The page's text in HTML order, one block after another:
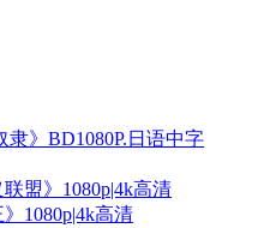
隶》BD1080P.日语中字
盟》1080p|4k高清
1080p|4k高清